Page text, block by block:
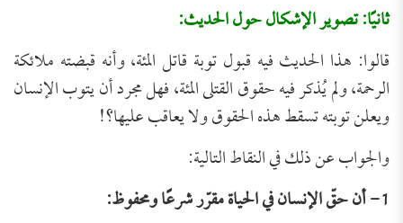
ثانيًا: تصوير الإشكال حول الحديث:
قالوا: هذا الحديث فيه قبول توبة قاتل المئة، وأنه قبضته ملائكة
الرحمة، ولم يُذكر فيه حقوق القتلى المئة، فهل مجرد أن يتوب الإنسان
ويعلن توبته تسقط هذه الحقوق ولا يعاقب عليها؟!
والجواب عن ذلك في النقاط التالية:
1- أن حقّ الإنسان في الحياة مقرّر شرعًا ومحفوظ: